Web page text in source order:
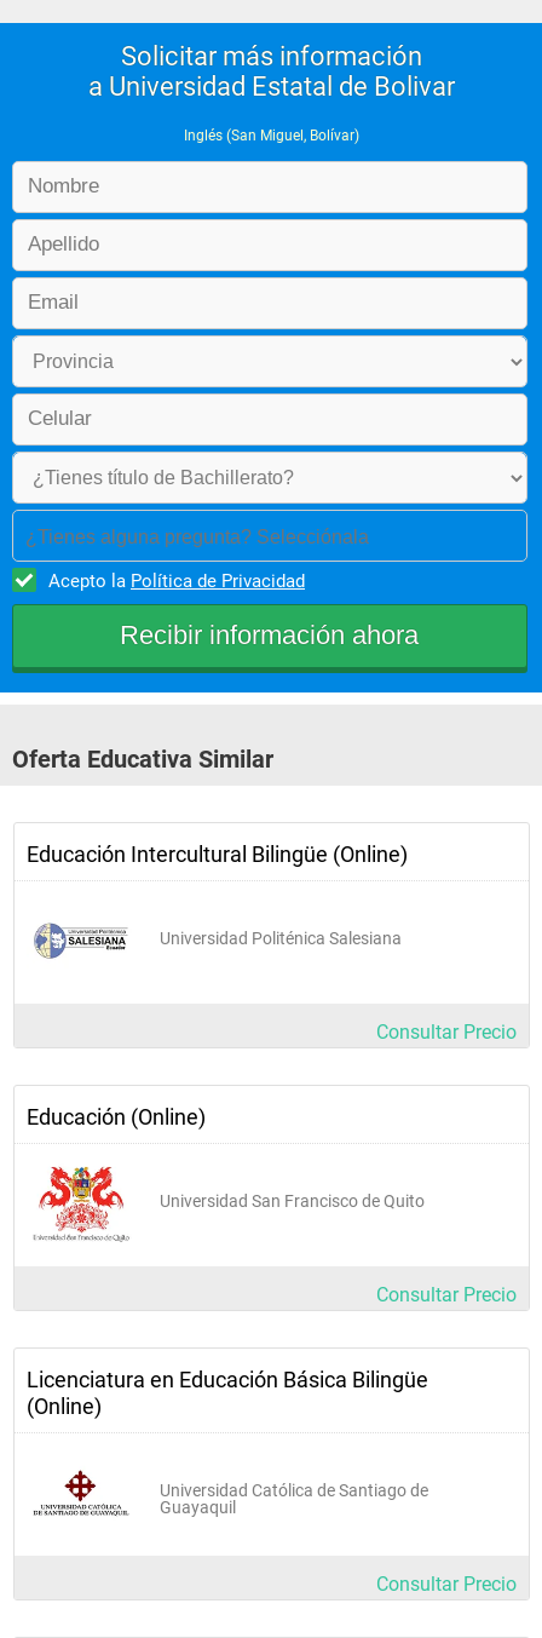
Solicitar más información
a Universidad Estatal de Bolivar
Inglés (San Miguel, Bolívar)
¿Tienes alguna pregunta? Selecciónala
Acepto la Política de Privacidad
Oferta Educativa Similar
Educación Intercultural Bilingüe (Online)
Universidad Politénica Salesiana
Consultar Precio
Educación (Online)
Universidad San Francisco de Quito
Consultar Precio
Licenciatura en Educación Básica Bilingüe
(Online)
Universidad Católica de Santiago de
Guayaquil
Consultar Precio